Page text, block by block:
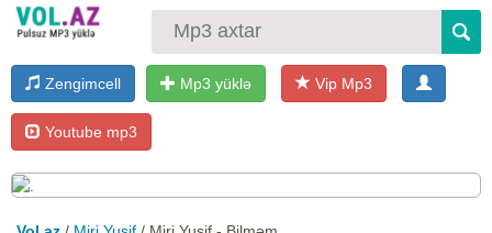
Zengimcell Mp3 yüklə Vip Mp3
Youtube mp3